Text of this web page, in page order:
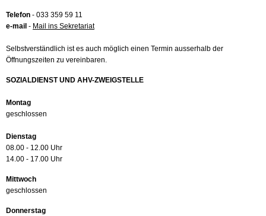
Telefon - 033 359 59 11
e-mail - Mail ins Sekretariat
Selbstverständlich ist es auch möglich einen Termin ausserhalb der
Öffnungszeiten zu vereinbaren.
SOZIALDIENST UND AHV-ZWEIGSTELLE
Montag
geschlossen
Dienstag
08.00 - 12.00 Uhr
14.00 - 17.00 Uhr
Mittwoch
geschlossen
Donnerstag